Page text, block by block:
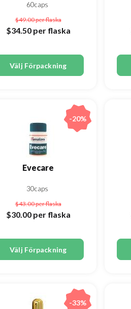
60caps
$49.00per flaska
$34.50 per flaska
Välj Förpackning
Evecare
30caps
$43.00per flaska
$30.00 per flaska
Välj Förpackning
-20%
-33%